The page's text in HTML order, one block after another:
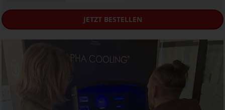
JETZTBESTELLEN